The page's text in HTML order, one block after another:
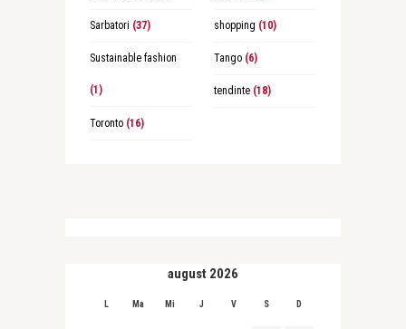
Sarbatori (37) shopping (10)
Sustainable fashion
(1)
Tango(6)
tendinte(18)
Toronto(16)
august 2026
L Ma Mi J V S D